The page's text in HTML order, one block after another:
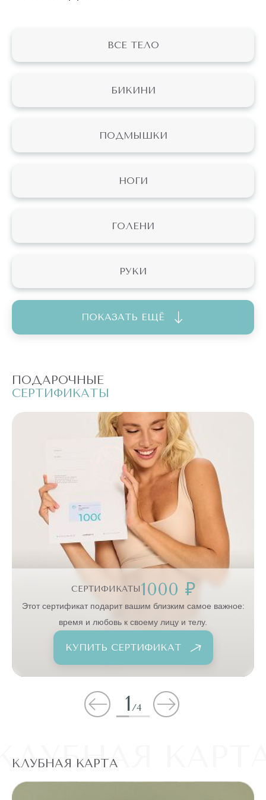
ВСЕ ТЕЛО
БИКИНИ
ПОДМЫШКИ
НОГИ
ГОЛЕНИ
РУКИ
ПОКАЗАТЬ ЕЩЁ
ПОДАРОЧНЫЕ
СЕРТИФИКАТЫ
СЕРТИФИКАТЫ1000 ₽
Этот сертификат подарит вашим близким самое важное:
время и любовь к своему лицу и телу.
КУПИТЬ СЕРТИФИКАТ
1/4
КЛУБНАЯ КАРТА